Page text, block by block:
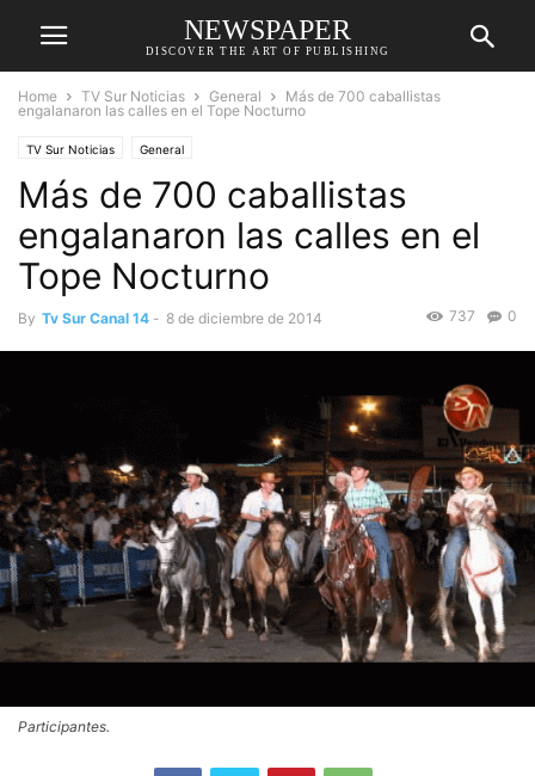
NEWSPAPER
DISCOVER THE ART OF PUBLISHING
Home TV Sur Noticias General
Más de 700 caballistas
engalanaron las calles en el Tope Nocturno
TV Sur Noticias General
Más de 700 caballistas
engalanaron las calles en el
Tope Nocturno
By Tv Sur Canal 14 - 8 de diciembre de 2014 0
737
Participantes.